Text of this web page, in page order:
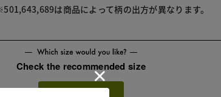
は商品によって柄の出方が異なります。
Check the recommended size